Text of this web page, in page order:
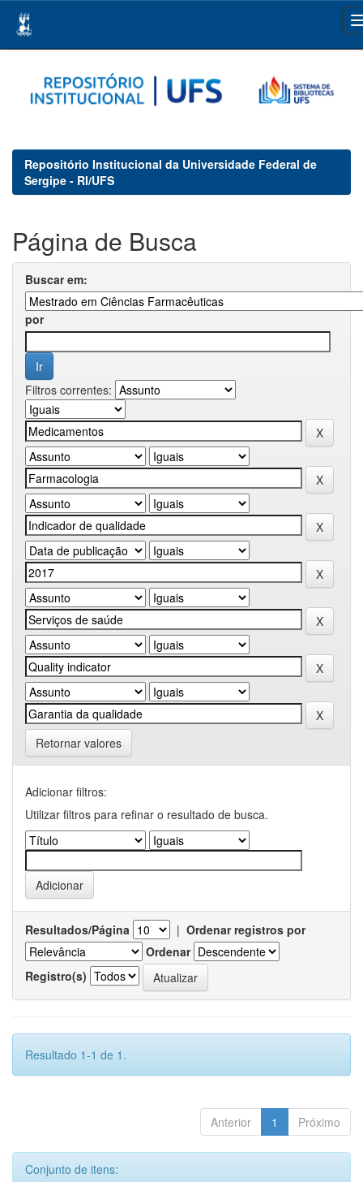
navigation
Repositório Institucional da Universidade Federal de
Sergipe - RI/UFS
Página de Busca
Buscar em:
por
Filtros correntes:
Retornar valores
Adicionar filtros:
Utilizar filtros para refinar o resultado de busca.
Resultados/Página | Ordenar registros por
Ordenar
Registro(s)
Resultado 1-1 de 1.
Anterior 1 Próximo
Conjunto de itens: